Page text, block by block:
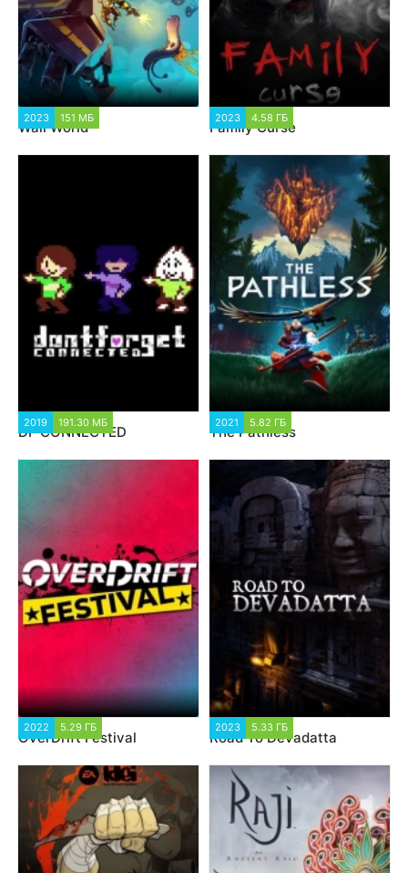
2023 151 МБ
Wall World
2023 4.58 ГБ
Family Curse
2019 191.30 МБ
DF CONNECTED
2021 5.82 ГБ
The Pathless
2022 5.29 ГБ
OverDrift Festival
2023 5.33 ГБ
Road To Devadatta